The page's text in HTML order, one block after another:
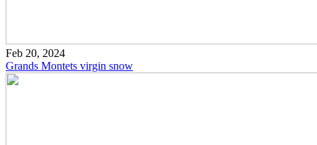
Feb 20, 2024
Grands Montets virgin snow